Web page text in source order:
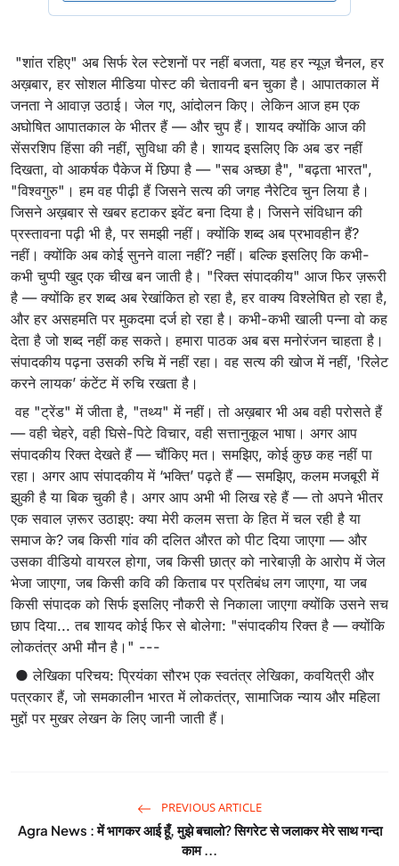
"शांत रहिए" अब सिर्फ रेल स्टेशनों पर नहीं बजता, यह हर न्यूज़ चैनल, हर
अख़बार, हर सोशल मीडिया पोस्ट की चेतावनी बन चुका है। आपातकाल में
जनता ने आवाज़ उठाई। जेल गए, आंदोलन किए। लेकिन आज हम एक
अघोषित आपातकाल के भीतर हैं — और चुप हैं। शायद क्योंकि आज की
सेंसरशिप हिंसा की नहीं, सुविधा की है। शायद इसलिए कि अब डर नहीं
दिखता, वो आकर्षक पैकेज में छिपा है — "सब अच्छा है", "बढ़ता भारत",
"विश्वगुरु"। हम वह पीढ़ी हैं जिसने सत्य की जगह नैरेटिव चुन लिया है।
जिसने अख़बार से खबर हटाकर इवेंट बना दिया है। जिसने संविधान की
प्रस्तावना पढ़ी भी है, पर समझी नहीं। क्योंकि शब्द अब प्रभावहीन हैं?
नहीं। क्योंकि अब कोई सुनने वाला नहीं? नहीं। बल्कि इसलिए कि कभी-
कभी चुप्पी खुद एक चीख बन जाती है। "रिक्त संपादकीय" आज फिर ज़रूरी
है — क्योंकि हर शब्द अब रेखांकित हो रहा है, हर वाक्य विश्लेषित हो रहा है,
और हर असहमति पर मुकदमा दर्ज हो रहा है। कभी-कभी खाली पन्ना वो कह
देता है जो शब्द नहीं कह सकते। हमारा पाठक अब बस मनोरंजन चाहता है।
संपादकीय पढ़ना उसकी रुचि में नहीं रहा। वह सत्य की खोज में नहीं, 'रिलेट
करने लायक’ कंटेंट में रुचि रखता है।
वह "ट्रेंड" में जीता है, "तथ्य" में नहीं। तो अख़बार भी अब वही परोसते हैं
— वही चेहरे, वही घिसे-पिटे विचार, वही सत्तानुकूल भाषा। अगर आप
संपादकीय रिक्त देखते हैं — चौंकिए मत। समझिए, कोई कुछ कह नहीं पा
रहा। अगर आप संपादकीय में ‘भक्ति’ पढ़ते हैं — समझिए, कलम मजबूरी में
झुकी है या बिक चुकी है। अगर आप अभी भी लिख रहे हैं — तो अपने भीतर
एक सवाल ज़रूर उठाइए: क्या मेरी कलम सत्ता के हित में चल रही है या
समाज के? जब किसी गांव की दलित औरत को पीट दिया जाएगा — और
उसका वीडियो वायरल होगा, जब किसी छात्र को नारेबाज़ी के आरोप में जेल
भेजा जाएगा, जब किसी कवि की किताब पर प्रतिबंध लग जाएगा, या जब
किसी संपादक को सिर्फ इसलिए नौकरी से निकाला जाएगा क्योंकि उसने सच
छाप दिया... तब शायद कोई फिर से बोलेगा: "संपादकीय रिक्त है — क्योंकि
लोकतंत्र अभी मौन है।" ---
● लेखिका परिचय: प्रियंका सौरभ एक स्वतंत्र लेखिका, कवयित्री और
पत्रकार हैं, जो समकालीन भारत में लोकतंत्र, सामाजिक न्याय और महिला
मुद्दों पर मुखर लेखन के लिए जानी जाती हैं।
PREVIOUS ARTICLE
Agra News : में भागकर आई हूँ, मुझे बचालो? सिगरेट से जलाकर मेरे साथ गन्दा
काम ...